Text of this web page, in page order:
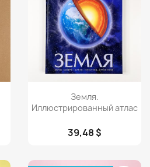
Просмотр
Земля.
Иллюстрированный атлас
39,48 $